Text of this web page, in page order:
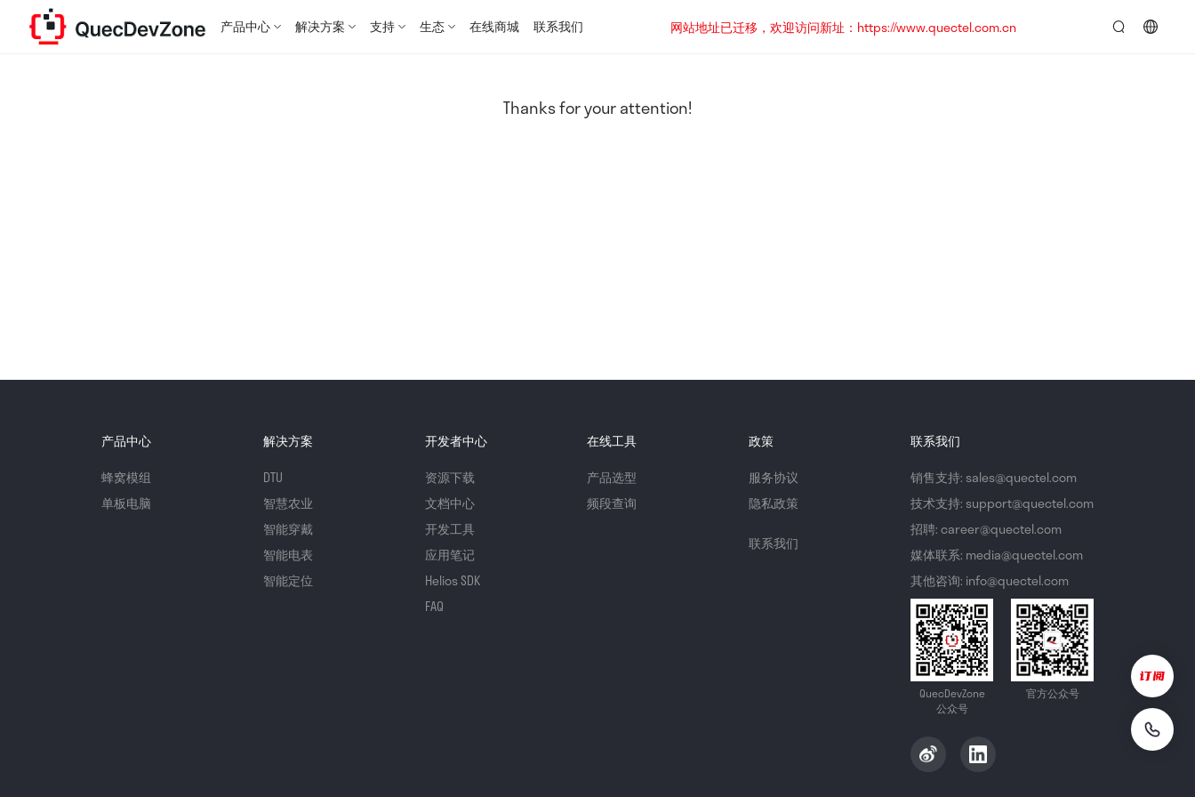
产品中心 解决方案 支持 生态 在线商城 联系我们
网站地址已迁移，欢迎访问新址：https://www.quectel.com.cn
Thanks for your attention!
产品中心
蜂窝模组
单板电脑
解决方案
DTU
智慧农业
智能穿戴
智能电表
智能定位
开发者中心
资源下载
文档中心
开发工具
应用笔记
Helios SDK
FAQ
在线工具
产品选型
频段查询
政策
服务协议
隐私政策
联系我们
联系我们
销售支持: sales@quectel.com
技术支持: support@quectel.com
招聘: career@quectel.com
媒体联系: media@quectel.com
其他咨询: info@quectel.com
QuecDevZone
公众号
官方公众号